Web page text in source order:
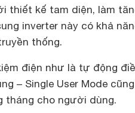
thiết kế tam diện, làm
inverter này có khả
thống.
điện như là tự động
– Single User Mode cũng
tháng cho người dùng.